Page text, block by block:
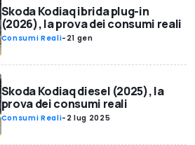
Skoda Kodiaq ibrida plug-in
(2026), la prova dei consumi reali
Consumi Reali- 21 gen
Skoda Kodiaq diesel (2025), la
prova dei consumi reali
Consumi Reali- 2 lug 2025